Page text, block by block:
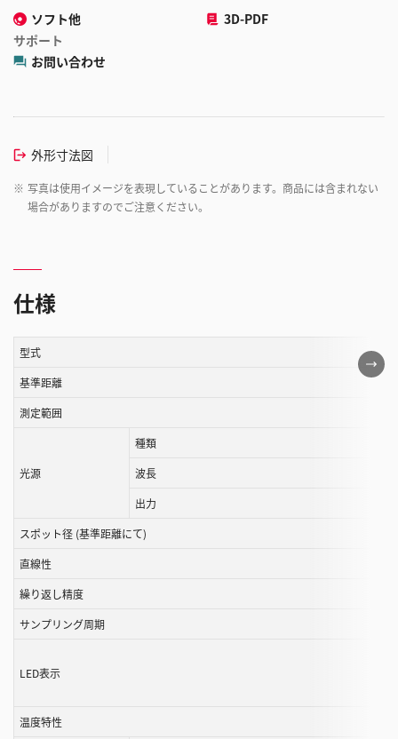
ソフト他
3D-PDF
サポート
お問い合わせ
外形寸法図
※ 写真は使用イメージを表現していることがあります。商品には含まれない
場合がありますのでご注意ください。
仕様
こ
の
型式
基準距離
測定範囲
光源
種類
波長
出力
スポット径 (基準距離にて)
直線性
繰り返し精度
サンプリング周期
LED表示
温度特性